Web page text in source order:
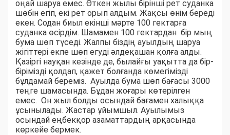
оңай шаруа емес. Өткен жылы бірінші рет суданка
шөбін егіп, екі рет орып алдым. Жақсы өнім береді
екен. Содан биыл екінші мәрте 100 гектарға
суданка өсірдім. Шамамен 100 гектардан бір мың
бума шөп түседі. Жалпы біздің ауылдың шаруа
жігіттері екпе шөп егуді әлдеқашан қолға алды.
Қазіргі науқан кезінде де, былайғы уақытта да бір-
бірімізді қолдап, қажет болғанда көмегімізді
бұлдамай береміз. Ауылда бума шөп бағасы 3000
теңге шамасында. Бұдан жоғары көтерілген
емес. Он жыл болды осындай бағамен халыққа
ұсынылады. Жастар ұйымшыл. Ауылымыз
осындай еңбекқор азаматтардың арқасында
көркейе бермек.